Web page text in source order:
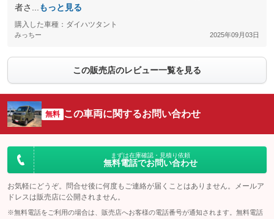
者さ...
もっと見る
購入した車種：ダイハツタント
みっちー 2025年09月03日
この販売店のレビュー一覧を見る
無料 この車両に関するお問い合わせ
まずは在庫確認・見積り依頼
無料電話でお問い合わせ
お気軽にどうぞ。問合せ後に何度もご連絡が届くことはありません。メールア
ドレスは販売店に公開されません。
※無料電話をご利用の場合は、販売店へお客様の電話番号が通知されます。無料電話